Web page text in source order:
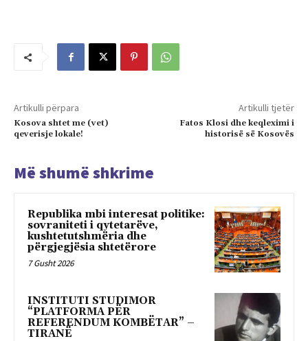
Artikulli përpara
Kosova shtet me (vet)
qeverisje lokale!
Artikulli tjetër
Fatos Klosi dhe keqleximi i
historisë së Kosovës
Më shumë shkrime
Republika mbi interesat politike:
sovraniteti i qytetarëve,
kushtetutshmëria dhe
përgjegjësia shtetërore
7 Gusht 2026
INSTITUTI STUDIMOR
“PLATFORMA PËR
REFERENDUM KOMBËTAR” –
TIRANË